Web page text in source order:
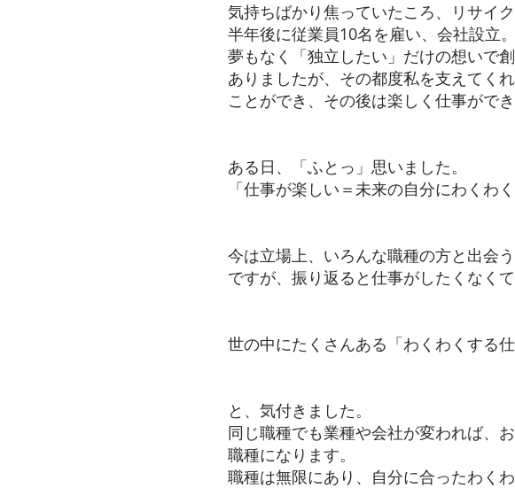
気持ちばかり焦っていたころ、リサイ
半年後に従業員10名を雇い、会社設立。
夢もなく「独立したい」だけの想いで
ありましたが、その都度私を支えてく
ことができ、その後は楽しく仕事がで
ある日、「ふとっ」思いました。
「仕事が楽しい＝未来の自分にわくわ
今は立場上、いろんな職種の方と出会
ですが、振り返ると仕事がしたくなく
世の中にたくさんある「わくわくする
と、気付きました。
同じ職種でも業種や会社が変われば、
職種になります。
職種は無限にあり、自分に合ったわく